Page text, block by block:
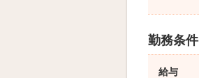
勤務条件
給与